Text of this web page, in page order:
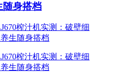
随身搭档